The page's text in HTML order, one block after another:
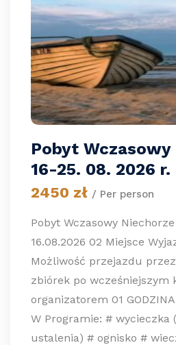
Pobyt
16-25. 08. 2026 r.
2450 zł / Per person
Pobyt Wczasowy Niechorze
16.08.2026 02 Miejsce
Możliwość przejazdu
zbiórek po wcześniejszym
organizatorem 01
W Programie: # wycieczka
ustalenia) # ognisko #